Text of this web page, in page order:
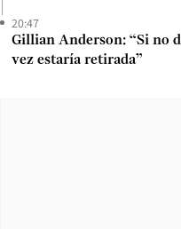
20:47
Gillian Anderson: “Si no
vez estaría retirada”